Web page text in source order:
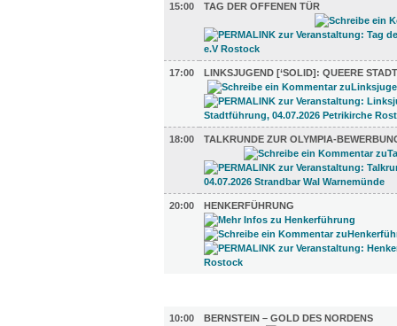
15:00 TAG DER OFFENEN TÜR
17:00 LINKSJUGEND [‘SOLID]: QUEERE
18:00 TALKRUNDE ZUR OLYMPIA-
20:00 HENKERFÜHRUNG
10:00
BERNSTEIN – GOLD DES NORDENS